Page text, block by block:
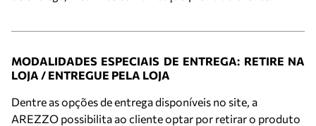
MODALIDADES ESPECIAIS DE ENTREGA: RETIRE NA
LOJA / ENTREGUE PELA LOJA
Dentre as opções de entrega disponíveis no site, a
AREZZO possibilita ao cliente optar por retirar o produto